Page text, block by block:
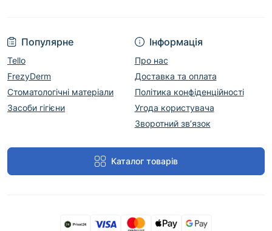
Популярне
Tello
FrezyDerm
Стоматологічні матеріали
Засоби гігієни
Інформація
Про нас
Доставка та оплата
Політика конфіденційності
Угода користувача
Зворотний зв’язок
Каталог товарів